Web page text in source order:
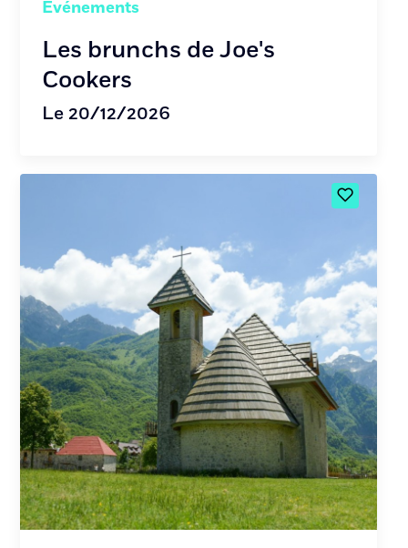
Événements
Les brunchs de Joe's
Cookers
Le 20/12/2026